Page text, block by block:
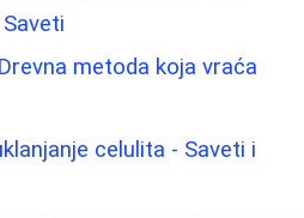
metoda koja vraća
celulita - Saveti i